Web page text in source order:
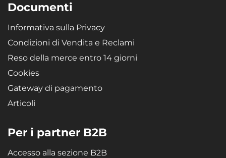
Documenti
Informativa sulla Privacy
Condizioni di Vendita e Reclami
Reso della merce entro 14 giorni
Cookies
Gateway di pagamento
Articoli
Per i partner B2B
Accesso alla sezione B2B